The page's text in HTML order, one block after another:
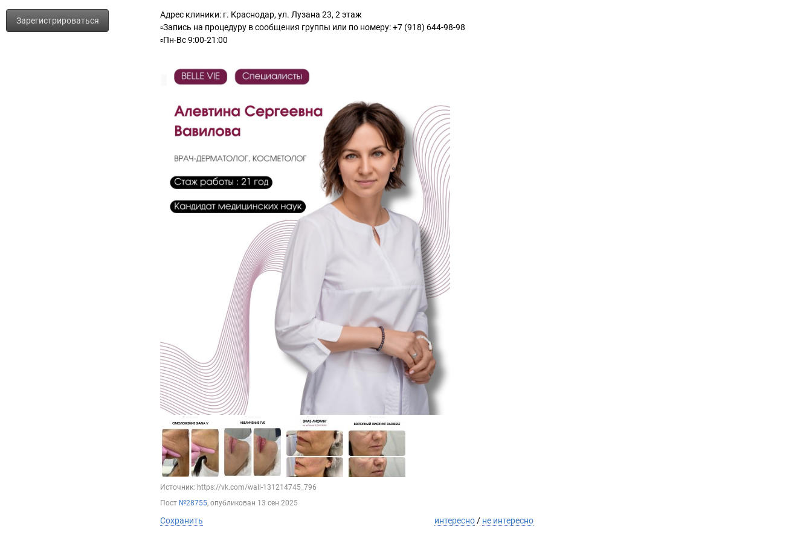
Зарегистрироваться
Адрес клиники: г. Краснодар, ул. Лузана 23, 2 этаж
▫️Запись на процедуру в сообщения группы или по номеру: +7 (918) 644-98-98
▫️Пн-Вс 9:00-21:00
Источник: https://vk.com/wall-131214745_796
Пост №28755, опубликован 13 сен 2025
Сохранить интересно / не интересно